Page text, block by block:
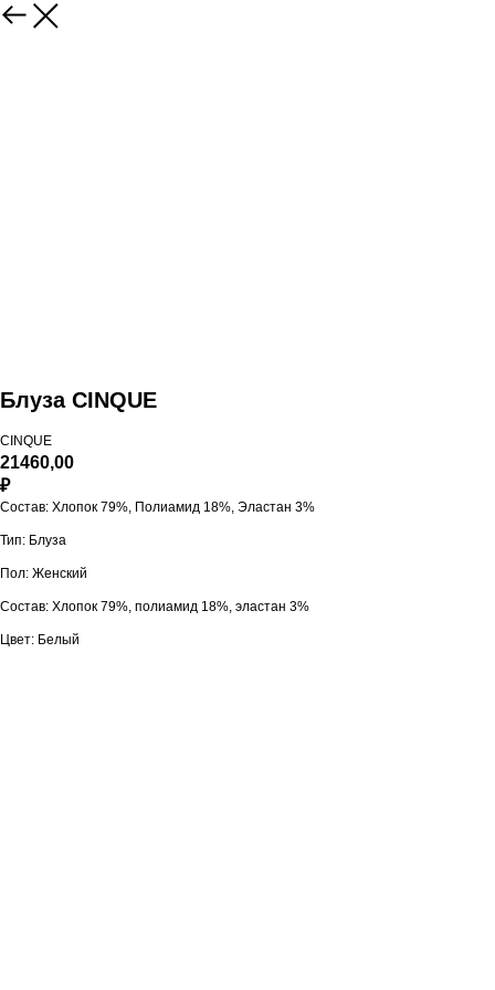
Блуза CINQUE
CINQUE
21460,00
₽
Состав: Хлопок 79%, Полиамид 18%, Эластан 3%
Тип: Блуза
Пол: Женский
Состав: Хлопок 79%, полиамид 18%, эластан 3%
Цвет: Белый